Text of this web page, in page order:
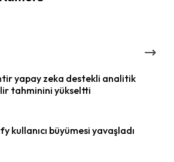
yapay zeka destekli analitik
tahminini yükseltti
kullanıcı büyümesi yavaşladı